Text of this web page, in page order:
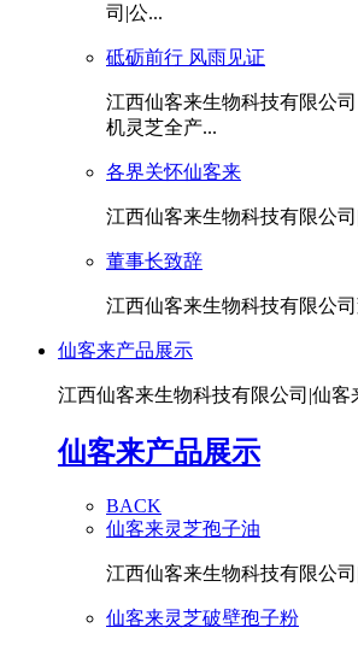
司|公...
砥砺前行 风雨见证
江西仙客来生物科技有限公
机灵芝全产...
各界关怀仙客来
江西仙客来生物科技有限公
董事长致辞
江西仙客来生物科技有限公
仙客来产品展示
江西仙客来生物科技有限公司|仙客
仙客来产品展示
BACK
仙客来灵芝孢子油
江西仙客来生物科技有限公
仙客来灵芝破壁孢子粉